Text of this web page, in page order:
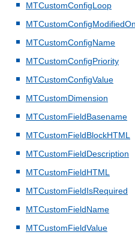
MTCustomConfigLoop
MTCustomConfigModifiedOn
MTCustomConfigName
MTCustomConfigPriority
MTCustomConfigValue
MTCustomDimension
MTCustomFieldBasename
MTCustomFieldBlockHTML
MTCustomFieldDescription
MTCustomFieldHTML
MTCustomFieldIsRequired
MTCustomFieldName
MTCustomFieldValue